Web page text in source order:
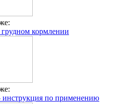
кормлении
по применению